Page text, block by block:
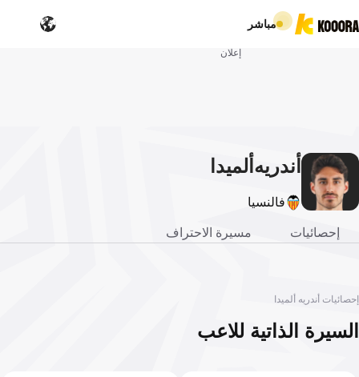
مباشر
إعلان
أندريه ألميدا
فالنسيا
إحصائيات مسيرة الاحتراف
إحصائيات أندريه ألميدا
السيرة الذاتية للاعب